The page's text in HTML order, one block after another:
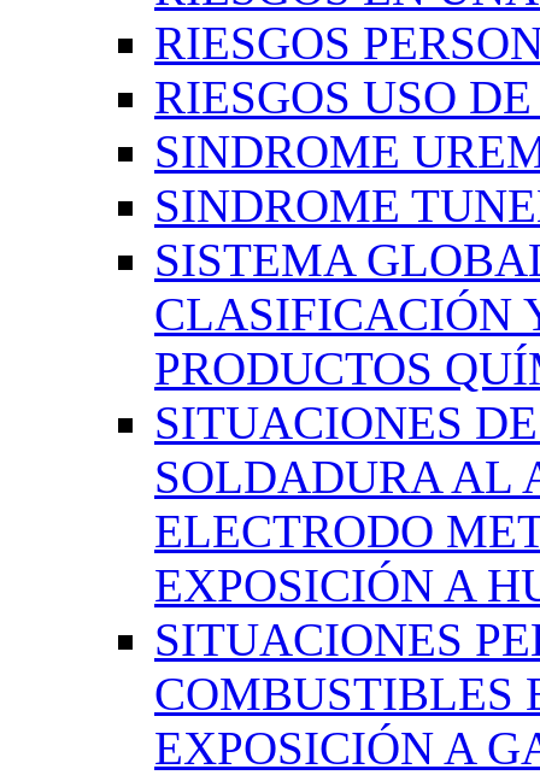
RIESGOS
RIESGOS USO
SINDROME
SINDROME
SISTEMA
CLASIFICACIÓN
PRODUCTOS
SITUACIONES
SOLDADURA AL
ELECTRODO
EXPOSICIÓN A
SITUACIONES
COMBUSTIBLES
EXPOSICIÓN A